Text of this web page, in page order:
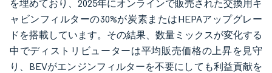
を埋めており、2025年にオンラインで販売された交換用キ
ャビンフィルターの30%が炭素またはHEPAアップグレー
ドを搭載しています。その結果、数量ミックスが変化する
中でディストリビューターは平均販売価格の上昇を見守
り、BEVがエンジンフィルターを不要にしても利益貢献を